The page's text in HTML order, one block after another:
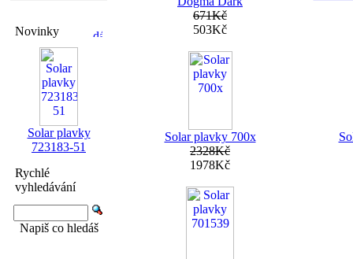
Novinky
Solar plavky
723183-51
Rychlé
vyhledávání
Napiš co hledáš
671Kč
503Kč
Solar plavky 700x
2328Kč
1978Kč